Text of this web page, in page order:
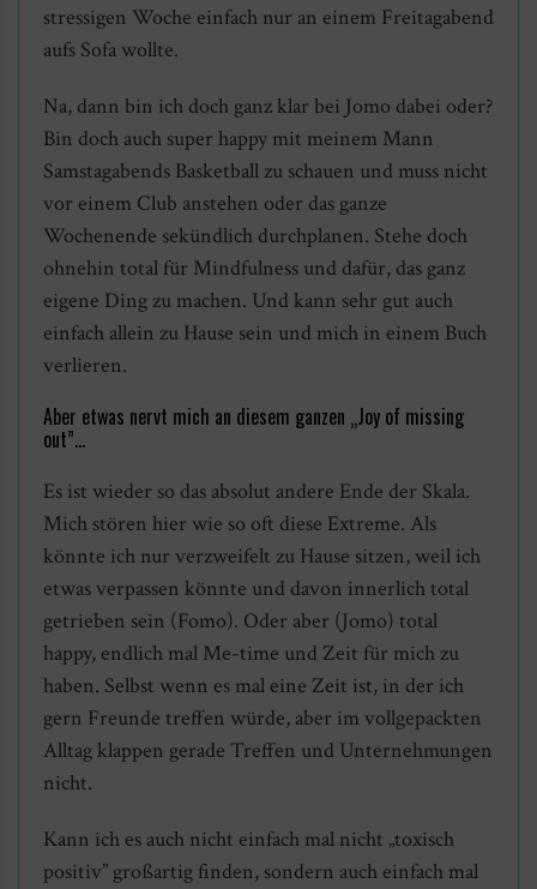
stressigen Woche einfach nur an einem Freitagabend
aufs Sofa wollte.
Na, dann bin ich doch ganz klar bei Jomo dabei oder?
Bin doch auch super happy mit meinem Mann
Samstagabends Basketball zu schauen und muss nicht
vor einem Club anstehen oder das ganze
Wochenende sekündlich durchplanen. Stehe doch
ohnehin total für Mindfulness und dafür, das ganz
eigene Ding zu machen. Und kann sehr gut auch
einfach allein zu Hause sein und mich in einem Buch
verlieren.
Aber etwas nervt mich an diesem ganzen „Joy of missing
out”…
Es ist wieder so das absolut andere Ende der Skala.
Mich stören hier wie so oft diese Extreme. Als
könnte ich nur verzweifelt zu Hause sitzen, weil ich
etwas verpassen könnte und davon innerlich total
getrieben sein (Fomo). Oder aber (Jomo) total
happy, endlich mal Me-time und Zeit für mich zu
haben. Selbst wenn es mal eine Zeit ist, in der ich
gern Freunde treffen würde, aber im vollgepackten
Alltag klappen gerade Treffen und Unternehmungen
nicht.
Kann ich es auch nicht einfach mal nicht „toxisch
positiv” großartig finden, sondern auch einfach mal